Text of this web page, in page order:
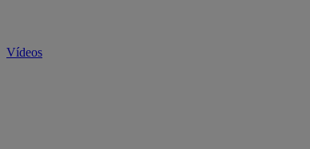
Vídeos